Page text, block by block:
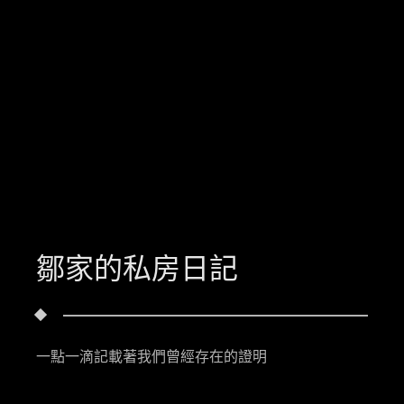
鄒家的私房日記
一點一滴記載著我們曾經存在的證明